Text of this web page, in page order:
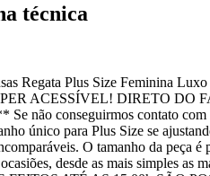
técnica
Regata Plus Size Feminina
ACESSÍVEL! DIRETO DO
Se não conseguirmos contato
único para Plus Size se
O tamanho da peça
desde as mais simples